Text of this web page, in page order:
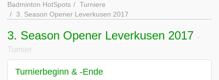
Badminton HotSpots
Turniere
3. Season Opener Leverkusen 2017
3. Season Opener Leverkusen 2017 -
Turnier
Turnierbeginn & -Ende